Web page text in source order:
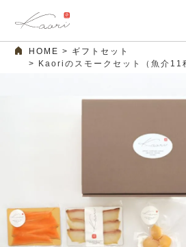
HOME
ギフトセット
Kaoriのスモークセット（魚介11